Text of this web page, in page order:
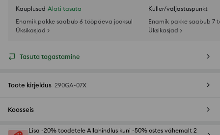
Kauplused Alati tasuta
Enamik pakke saabub 6 tööpäeva jooksul
Üksikasjad >
Kuller/väljastuspunkt
Enamik pakke saabub 7
Üksikasjad >
Tasuta tagastamine
Toote kirjeldus 290GA-07X
Koosseis
Lisa -20% toodetele Allahindlus kuni -50% ostes vähemalt 2